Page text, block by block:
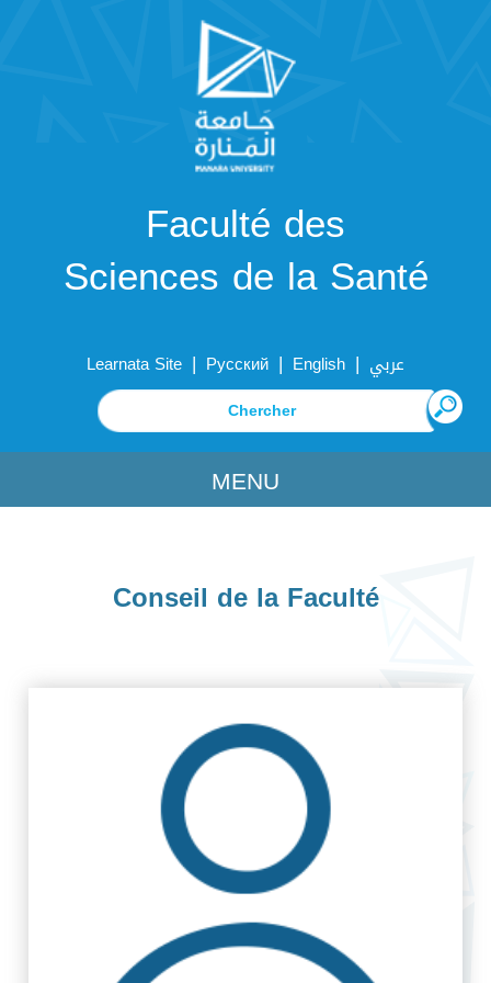
Faculté des
Sciences de la Santé
Learnata Site | Русский | English | عربي
MENU
Conseil de la Faculté